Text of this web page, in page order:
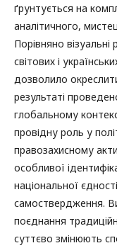
ґрунтується на
аналітичного,
Порівняно візуальні
світових і
дозволило
результаті
глобальному
провідну роль у
правозахисному
особливої
національної
самоствердження.
поєднання
суттєво змінюють